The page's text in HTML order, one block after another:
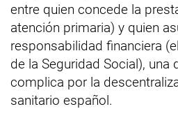
entre quien concede la
atención primaria) y quien
responsabilidad financiera
de la Seguridad Social), una
complica por la
sanitario español.